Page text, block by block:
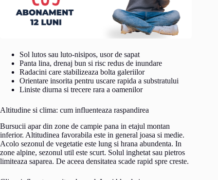
Sol lutos sau luto-nisipos, usor de sapat
Panta lina, drenaj bun si risc redus de inundare
Radacini care stabilizeaza bolta galeriilor
Orientare insorita pentru uscare rapida a substratului
Liniste diurna si trecere rara a oamenilor
Altitudine si clima: cum influenteaza raspandirea
Bursucii apar din zone de campie pana in etajul montan
inferior. Altitudinea favorabila este in general joasa si medie.
Acolo sezonul de vegetatie este lung si hrana abundenta. In
zone alpine, sezonul util este scurt. Solul inghetat sau pietros
limiteaza saparea. De aceea densitatea scade rapid spre creste.